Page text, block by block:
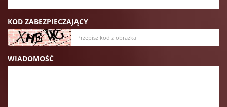
KOD ZABEZPIECZAJĄCY
WIADOMOŚĆ